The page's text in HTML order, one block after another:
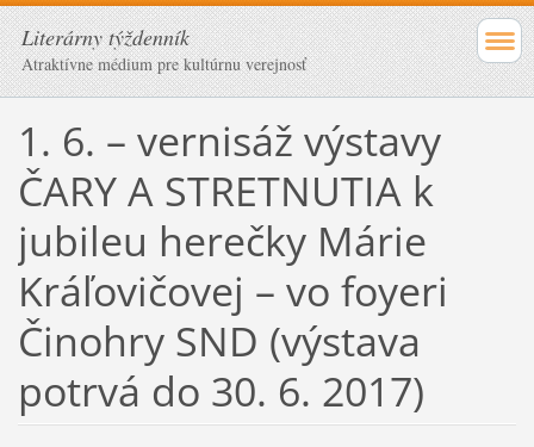
Literárny týždenník
Atraktívne médium pre kultúrnu verejnosť
1. 6. – vernisáž výstavy
ČARY A STRETNUTIA k
jubileu herečky Márie
Kráľovičovej – vo foyeri
Činohry SND (výstava
potrvá do 30. 6. 2017)